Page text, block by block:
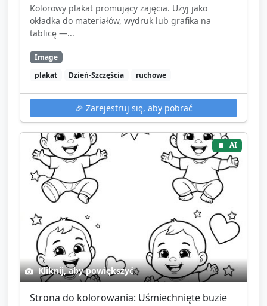
Kolorowy plakat promujący zajęcia. Użyj jako
okładka do materiałów, wydruk lub grafika na
tablicę —...
Image
plakat
Dzień-Szczęścia ruchowe
🎉 Zarejestruj się, aby pobrać
AI
Kliknij, aby powiększyć
Strona do kolorowania: Uśmiechnięte buzie